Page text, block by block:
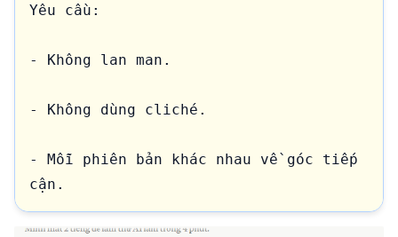
Yêu cầu:
- Không lan man.
- Không dùng cliché.
- Mỗi phiên bản khác nhau về góc tiếp
cận.